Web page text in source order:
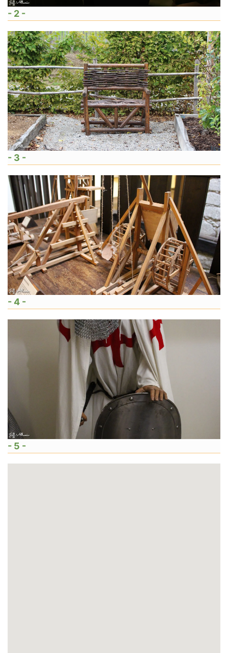
- 2 -
- 3 -
- 4 -
- 5 -